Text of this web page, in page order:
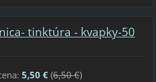
tinktúra - kvapky-50
5,50 €(6,50 €)